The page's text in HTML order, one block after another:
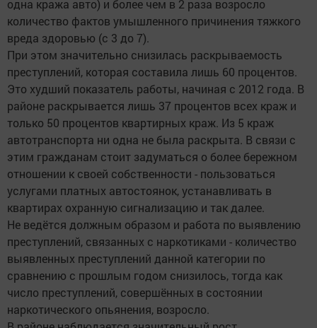
одна кража авто) и более чем в 2 раза возросло
количество фактов умышленного причинения тяжкого
вреда здоровью (с 3 до 7).
При этом значительно снизилась раскрываемость
преступлений, которая составила лишь 60 процентов.
Это худший показатель работы, начиная с 2012 года. В
районе раскрывается лишь 37 процентов всех краж и
только 50 процентов квартирных краж. Из 5 краж
автотранспорта ни одна не была раскрыта. В связи с
этим гражданам стоит задуматься о более бережном
отношении к своей собственности - пользоваться
услугами платных автостоянок, устанавливать в
квартирах охранную сигнализацию и так далее.
Не ведётся должным образом и работа по выявлению
преступлений, связанных с наркотиками - количество
выявленных преступлений данной категории по
сравнению с прошлым годом снизилось, тогда как
число преступлений, совершённых в состоянии
наркотического опьянения, возросло.